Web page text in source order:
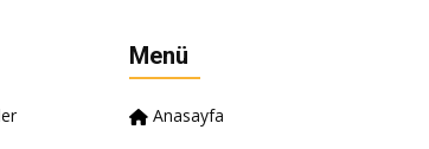
Menü
Anasayfa